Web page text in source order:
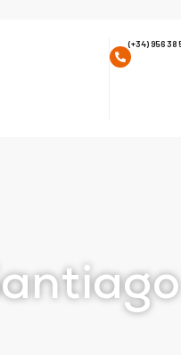
(+34) 956 38